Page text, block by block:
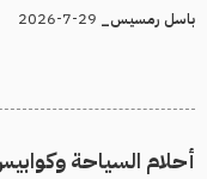
باسل رمسيس_
أحلام السياحة